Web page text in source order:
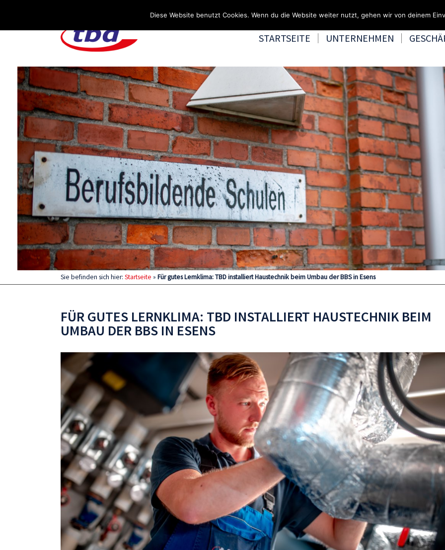
STARTSEITE UNTERNEHMEN
Sie befinden sich hier: Startseite » Für gutes Lernklima: TBD installiert Haustechnik beim Umbau der BBS in Esens
FÜR GUTES LERNKLIMA: TBD INSTALLIERT HAUSTECHNIK BEIM
UMBAU DER BBS IN ESENS
Diese Website benutzt Cookies. Wenn du die Website weiter nutzt, gehen wir von deinem